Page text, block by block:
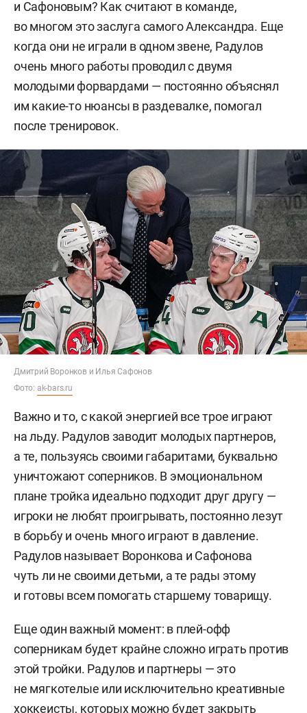
и Сафоновым? Как считают в команде,
во многом это заслуга самого Александра. Еще
когда они не играли в одном звене, Радулов
очень много работы проводил с двумя
молодыми форвардами — постоянно объяснял
им какие-то нюансы в раздевалке, помогал
после тренировок.
Дмитрий Воронков и Илья Сафонов
Фото: ak-bars.ru
Важно и то, с какой энергией все трое играют
на льду. Радулов заводит молодых партнеров,
а те, пользуясь своими габаритами, буквально
уничтожают соперников. В эмоциональном
плане тройка идеально подходит друг другу —
игроки не любят проигрывать, постоянно лезут
в борьбу и очень много играют в давление.
Радулов называет Воронкова и Сафонова
чуть ли не своими детьми, а те рады этому
и готовы всем помогать старшему товарищу.
Еще один важный момент: в плей-офф
соперникам будет крайне сложно играть против
этой тройки. Радулов и партнеры — это
не мягкотелые или исключительно креативные
хоккеисты, которых можно будет закрыть